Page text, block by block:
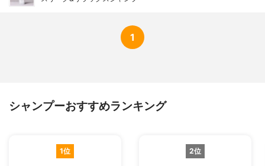
1
シャンプーおすすめランキング
1位 2位